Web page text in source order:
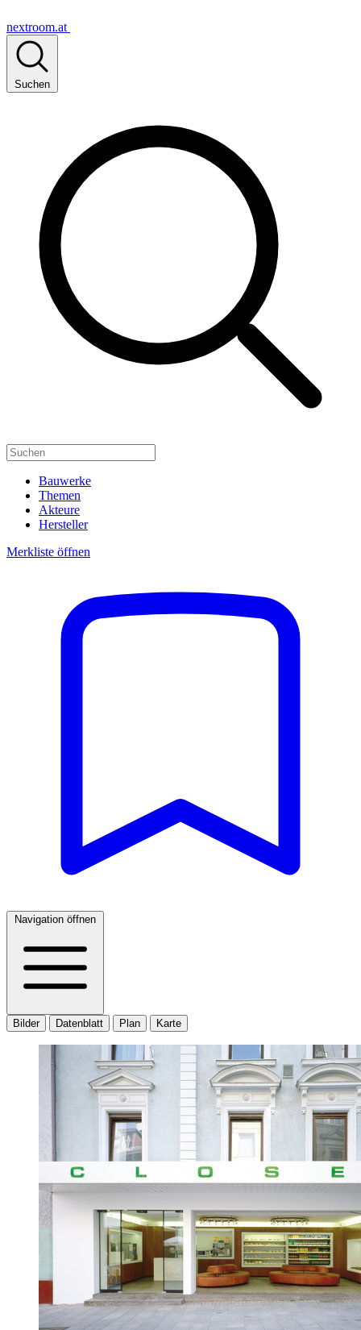
nextroom.at
Suchen
Bauwerke
Themen
Akteure
Hersteller
Merkliste öffnen
Navigation öffnen
Bilder Datenblatt Plan Karte